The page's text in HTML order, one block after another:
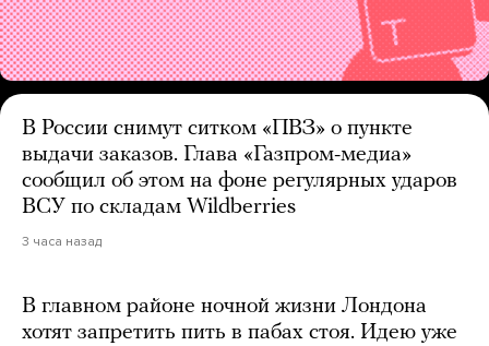
В России снимут ситком «ПВЗ» о пункте
выдачи заказов. Глава «Газпром-медиа»
сообщил об этом на фоне регулярных ударов
ВСУ по складам Wildberries
3 часа назад
В главном районе ночной жизни Лондона
хотят запретить пить в пабах стоя. Идею уже